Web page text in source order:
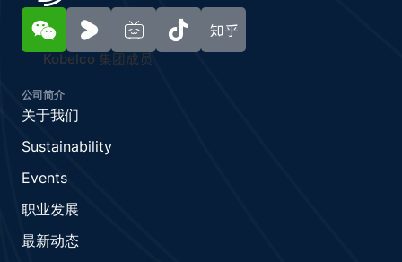
Kobelco 集团成员
公司简介
关于我们
Sustainability
Events
职业发展
最新动态